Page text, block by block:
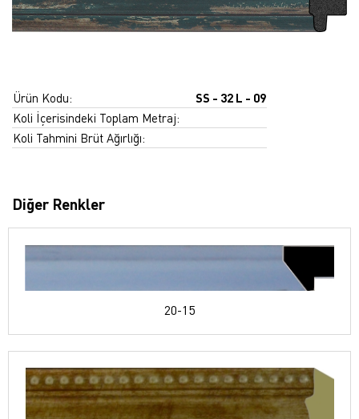
Ürün Kodu:
SS - 32 L - 09
Koli İçerisindeki Toplam Metraj:
Koli Tahmini Brüt Ağırlığı:
Diğer Renkler
20-15